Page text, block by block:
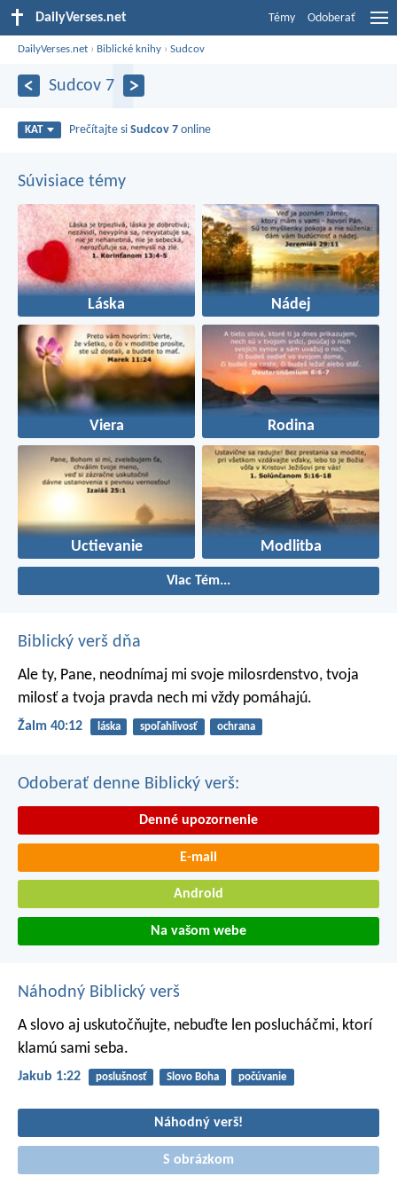
DailyVerses.net Témy Odoberať
DailyVerses.net › Biblické knihy ›Sudcov
Sudcov 7
KAT Prečítajte siSudcov 7 online
Súvisiace témy
Láska Nádej
Viera Rodina
Uctievanie Modlitba
Viac Tém...
Biblický verš dňa
Ale ty, Pane, neodnímaj mi svoje milosrdenstvo, tvoja
milosť a tvoja pravda nech mi vždy pomáhajú.
Žalm 40:12 láska spoľahlivosť ochrana
Odoberať denne Biblický verš:
Denné upozornenie
E-mail
Android
Na vašom webe
Náhodný Biblický verš
A slovo aj uskutočňujte, nebuďte len poslucháčmi, ktorí
klamú sami seba.
Jakub 1:22 poslušnosť Slovo Boha počúvanie
Náhodný verš!
S obrázkom